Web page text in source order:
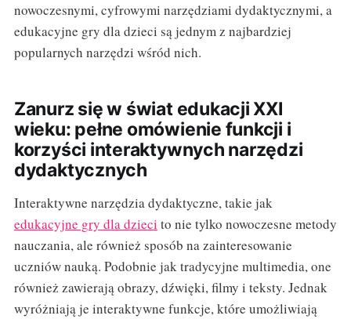
nowoczesnymi, cyfrowymi narzędziami dydaktycznymi, a
edukacyjne gry dla dzieci są jednym z najbardziej
popularnych narzędzi wśród nich.
Zanurz się w świat edukacji XXI
wieku: pełne omówienie funkcji i
korzyści interaktywnych narzędzi
dydaktycznych
Interaktywne narzędzia dydaktyczne, takie jak
edukacyjne gry dla dzieci to nie tylko nowoczesne metody
nauczania, ale również sposób na zainteresowanie
uczniów nauką. Podobnie jak tradycyjne multimedia, one
również zawierają obrazy, dźwięki, filmy i teksty. Jednak
wyróżniają je interaktywne funkcje, które umożliwiają